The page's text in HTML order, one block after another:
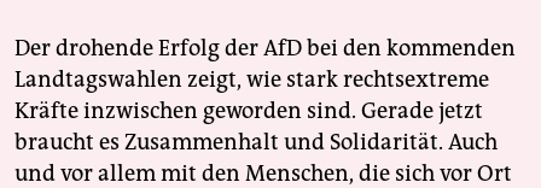
Der drohende Erfolg der AfD bei den kommenden
Landtagswahlen zeigt, wie stark rechtsextreme
Kräfte inzwischen geworden sind. Gerade jetzt
braucht es Zusammenhalt und Solidarität. Auch
und vor allem mit den Menschen, die sich vor Ort